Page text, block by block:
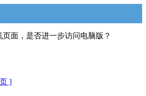
面，是否进一步访问电脑版？
]